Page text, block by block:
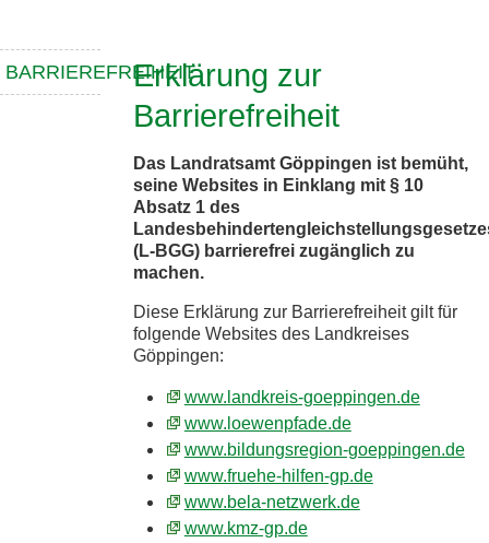
BARRIEREFREIHEITErklärung zur
Barrierefreiheit
Das Landratsamt Göppingen ist bemüht,
seine Websites in Einklang mit § 10
Absatz 1 des
(L-BGG) barrierefrei zugänglich zu
machen.
Diese Erklärung zur Barrierefreiheit gilt für
folgende Websites des Landkreises
Göppingen:
www.landkreis-goeppingen.de
www.loewenpfade.de
www.bildungsregion-goeppingen.de
www.fruehe-hilfen-gp.de
www.bela-netzwerk.de
www.kmz-gp.de